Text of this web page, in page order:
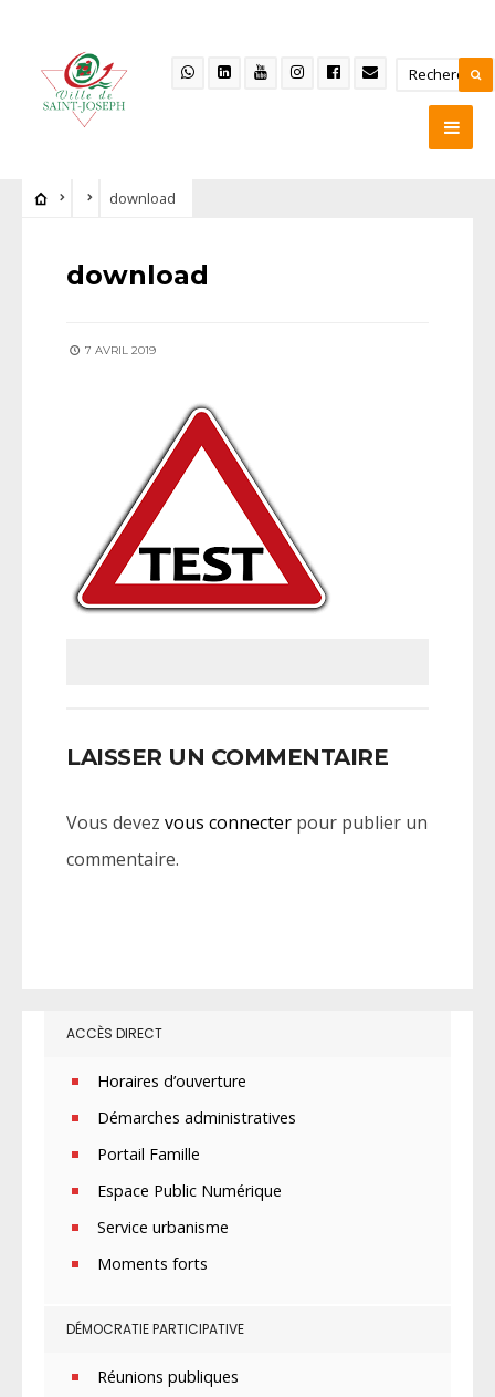
download
download
7 AVRIL 2019
LAISSER UN COMMENTAIRE
Vous devez vous connecter pour publier un
commentaire.
ACCÈS DIRECT
Horaires d’ouverture
Démarches administratives
Portail Famille
Espace Public Numérique
Service urbanisme
Moments forts
DÉMOCRATIE PARTICIPATIVE
Réunions publiques